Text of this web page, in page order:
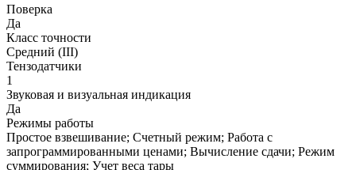
Поверка
Да
Класс точности
Средний (III)
Тензодатчики
1
Звуковая и визуальная индикация
Да
Режимы работы
Простое взвешивание; Счетный режим; Работа с
запрограммированными ценами; Вычисление сдачи; Режим
суммирования; Учет веса тары